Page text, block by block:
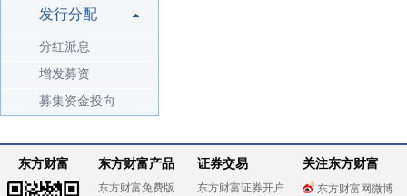
发行分配
分红派息
增发募资
募集资金投向
东方财富 东方财富产品
东方财富免费版
证券交易
东方财富证券开户
关注东方财富
东方财富网微博